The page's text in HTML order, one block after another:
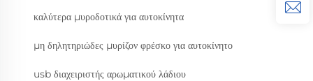
καλύτερα μυροδοτικά για αυτοκίνητα
μη δηλητηριώδες μυρίζον φρέσκο για αυτοκίνητο
usb διαχειριστής αρωματικού λάδιου